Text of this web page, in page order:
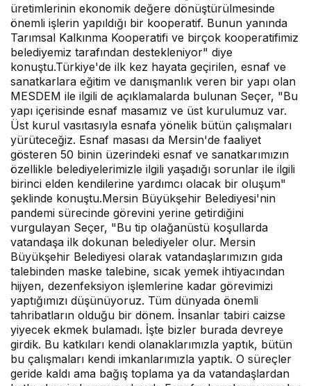
üretimlerinin ekonomik değere dönüştürülmesinde
önemli işlerin yapıldığı bir kooperatif. Bunun yanında
Tarımsal Kalkınma Kooperatifi ve birçok kooperatifimiz
belediyemiz tarafından destekleniyor" diye
konuştu.Türkiye'de ilk kez hayata geçirilen, esnaf ve
sanatkarlara eğitim ve danışmanlık veren bir yapı olan
MESDEM ile ilgili de açıklamalarda bulunan Seçer, "Bu
yapı içerisinde esnaf masamız ve üst kurulumuz var.
Üst kurul vasıtasıyla esnafa yönelik bütün çalışmaları
yürüteceğiz. Esnaf masası da Mersin'de faaliyet
gösteren 50 binin üzerindeki esnaf ve sanatkarımızın
özellikle belediyelerimizle ilgili yaşadığı sorunlar ile ilgili
birinci elden kendilerine yardımcı olacak bir oluşum"
şeklinde konuştu.Mersin Büyükşehir Belediyesi'nin
pandemi sürecinde görevini yerine getirdiğini
vurgulayan Seçer, "Bu tip olağanüstü koşullarda
vatandaşa ilk dokunan belediyeler olur. Mersin
Büyükşehir Belediyesi olarak vatandaşlarımızın gıda
talebinden maske talebine, sıcak yemek ihtiyacından
hijyen, dezenfeksiyon işlemlerine kadar görevimizi
yaptığımızı düşünüyoruz. Tüm dünyada önemli
tahribatların olduğu bir dönem. İnsanlar tabiri caizse
yiyecek ekmek bulamadı. İşte bizler burada devreye
girdik. Bu katkıları kendi olanaklarımızla yaptık, bütün
bu çalışmaları kendi imkanlarımızla yaptık. O süreçler
geride kaldı ama bağış toplama ya da vatandaşlardan